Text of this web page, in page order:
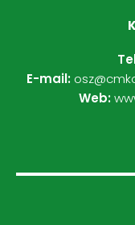
E-mail:
Web: